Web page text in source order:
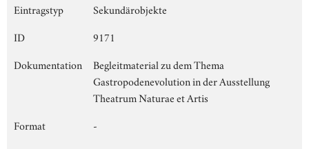
Eintragstyp
Sekundärobjekte
ID
9171
Dokumentation
Begleitmaterial zu dem Thema
Gastropodenevolution in der Ausstellung
Theatrum Naturae et Artis
Format
-